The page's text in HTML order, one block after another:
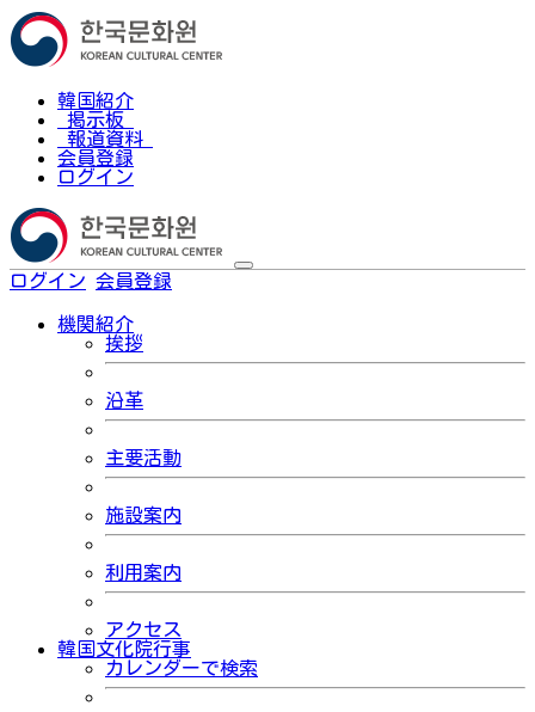
韓国紹介
掲示板
報道資料
会員登録
ログイン
ログイン 会員登録
機関紹介
挨拶
沿革
主要活動
施設案内
利用案内
アクセス
韓国文化院行事
カレンダーで検索